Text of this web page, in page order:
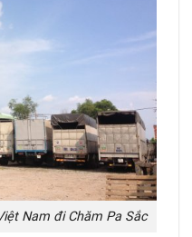
Nam đi Chăm Pa Sắc